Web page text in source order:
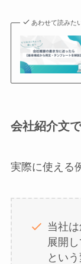
あわせて読みた
会社紹介文
実際に使える
当社
展開
とい